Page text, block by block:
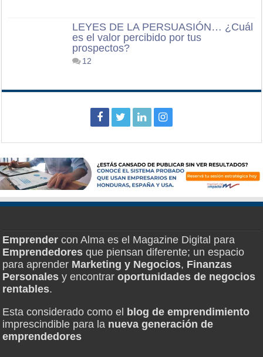
LEYES DE LA PERSUASIÓN… ¿Cuál
es el valor percibido por tus
prospectos?
12
Emprender con Alma es el Magazine Digital para
Emprendedores que piensan diferente; un espacio
para aprender Marketing y Negocios, Finanzas
Personales y encontraroportunidades de negocios
rentables.
Esta considerado como el blog de emprendimiento
imprescindible para la nueva generación de
emprendedores